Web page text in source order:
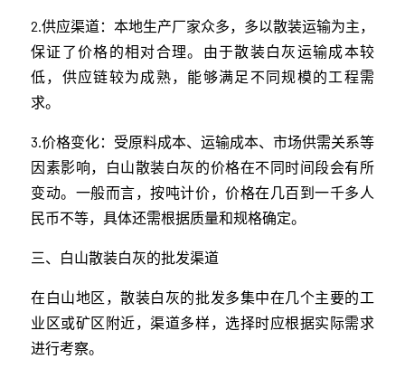
2.供应渠道：本地生产厂家众多，多以散装运输为主，
保证了价格的相对合理。由于散装白灰运输成本较
低，供应链较为成熟，能够满足不同规模的工程需
求。
3.价格变化：受原料成本、运输成本、市场供需关系等
因素影响，白山散装白灰的价格在不同时间段会有所
变动。一般而言，按吨计价，价格在几百到一千多人
民币不等，具体还需根据质量和规格确定。
三、白山散装白灰的批发渠道
在白山地区，散装白灰的批发多集中在几个主要的工
业区或矿区附近，渠道多样，选择时应根据实际需求
进行考察。